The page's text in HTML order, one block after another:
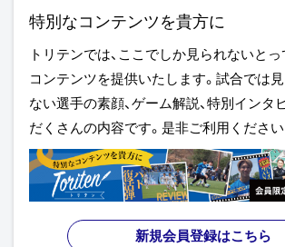
特別なコンテンツを貴方に
トリテンでは、ここでしか見られないと
コンテンツを提供いたします。試合では
ない選手の素顔、ゲーム解説、特別インタ
だくさんの内容です。是非ご利用ください
新規会員登録はこちら